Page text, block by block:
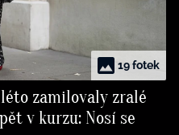
19 fotek
zamilovaly zralé
v kurzu: Nosí se